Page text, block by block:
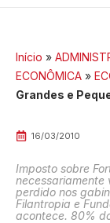
Início »
ECONÔMICA »
Grandes e
16/03/2010
Imposto sobre
necessariamente
perdido nos
Filantropia e
acontece. 80%